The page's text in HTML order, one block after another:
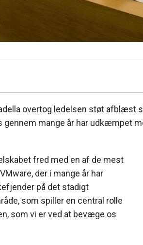
overtog ledelsen støt afblæst
gennem mange år har udkæmpet
fred med en af de mest
der i mange år har
på det stadigt
som spiller en central rolle
som vi er ved at bevæge os